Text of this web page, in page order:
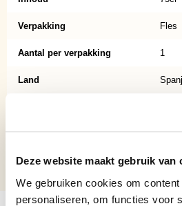
Deze website maakt gebruik van
We gebruiken cookies om
personaliseren, om functies voor
Verpakking Fles
Aantal per verpakking 1
Land
Schenktemperatuur 6 tot
Alcoholpercentage 13